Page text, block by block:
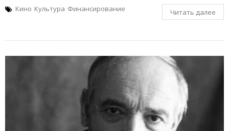
Кино Культура Финансирование Читать далее